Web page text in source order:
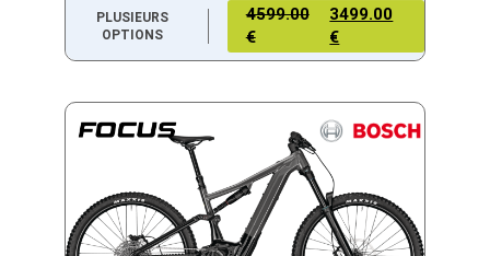
PLUSIEURS
OPTIONS
4599.00
€
3499.00
€